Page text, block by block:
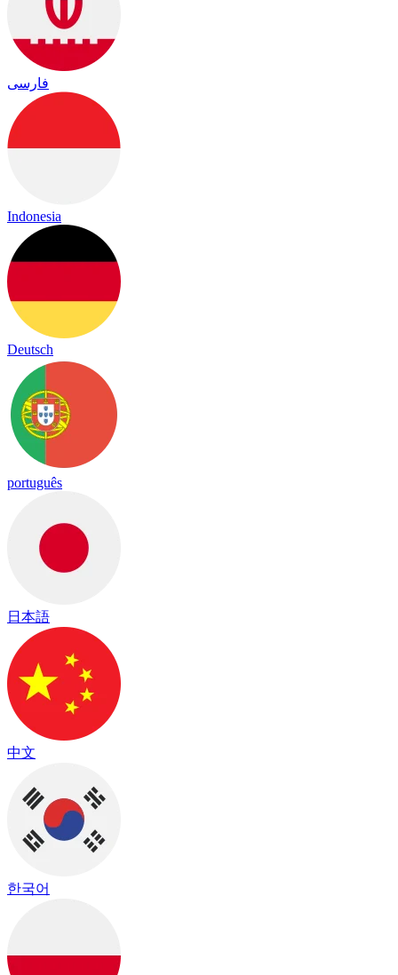
فارسی
Indonesia
Deutsch
português
日本語
中文
한국어